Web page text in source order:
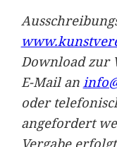
Download zur
E-Mail an
oder
angefordert
Vergabe